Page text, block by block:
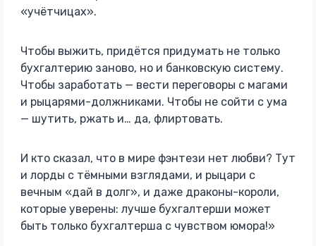
«учётчицах».
Чтобы выжить, придётся придумать не только
бухгалтерию заново, но и банковскую систему.
Чтобы заработать — вести переговоры с магами
и рыцарями-должниками. Чтобы не сойти с ума
— шутить, ржать и… да, флиртовать.
И кто сказал, что в мире фэнтези нет любви? Тут
и лорды с тёмными взглядами, и рыцари с
вечным «дай в долг», и даже драконы-короли,
которые уверены: лучше бухгалтерши может
быть только бухгалтерша с чувством юмора!»